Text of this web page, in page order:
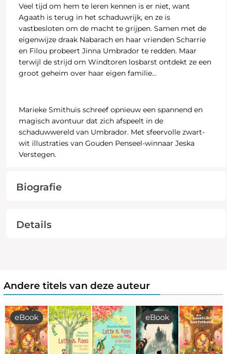
Veel tijd om hem te leren kennen is er niet, want
Agaath is terug in het schaduwrijk, en ze is
vastbesloten om de macht te grijpen. Samen met de
eigenwijze draak Nabarach en haar vrienden Scharrie
en Filou probeert Jinna Umbrador te redden. Maar
terwijl de strijd om Windtoren losbarst ontdekt ze een
groot geheim over haar eigen familie…
Marieke Smithuis schreef opnieuw een spannend en
magisch avontuur dat zich afspeelt in de
schaduwwereld van Umbrador. Met sfeervolle zwart-
wit illustraties van Gouden Penseel-winnaar Jeska
Verstegen.
Biografie
Details
Andere titels van deze auteur
eBook eBook